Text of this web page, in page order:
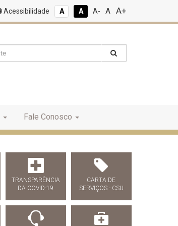
Acessibilidade A A A- A A+
Fale Conosco
TRANSPARÊNCIA
DA COVID-19
CARTA DE
SERVIÇOS - CSU